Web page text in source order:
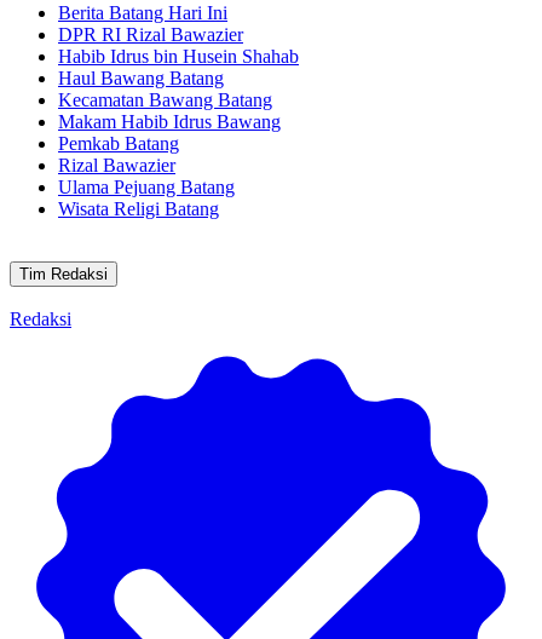
Berita Batang Hari Ini
DPR RI Rizal Bawazier
Habib Idrus bin Husein Shahab
Haul Bawang Batang
Kecamatan Bawang Batang
Makam Habib Idrus Bawang
Pemkab Batang
Rizal Bawazier
Ulama Pejuang Batang
Wisata Religi Batang
Tim Redaksi
Redaksi